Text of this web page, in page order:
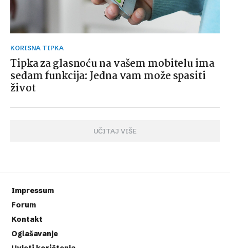
KORISNA TIPKA
Tipka za glasnoću na vašem mobitelu ima
sedam funkcija: Jedna vam može spasiti
život
UČITAJ VIŠE
Impressum
Forum
Kontakt
Oglašavanje